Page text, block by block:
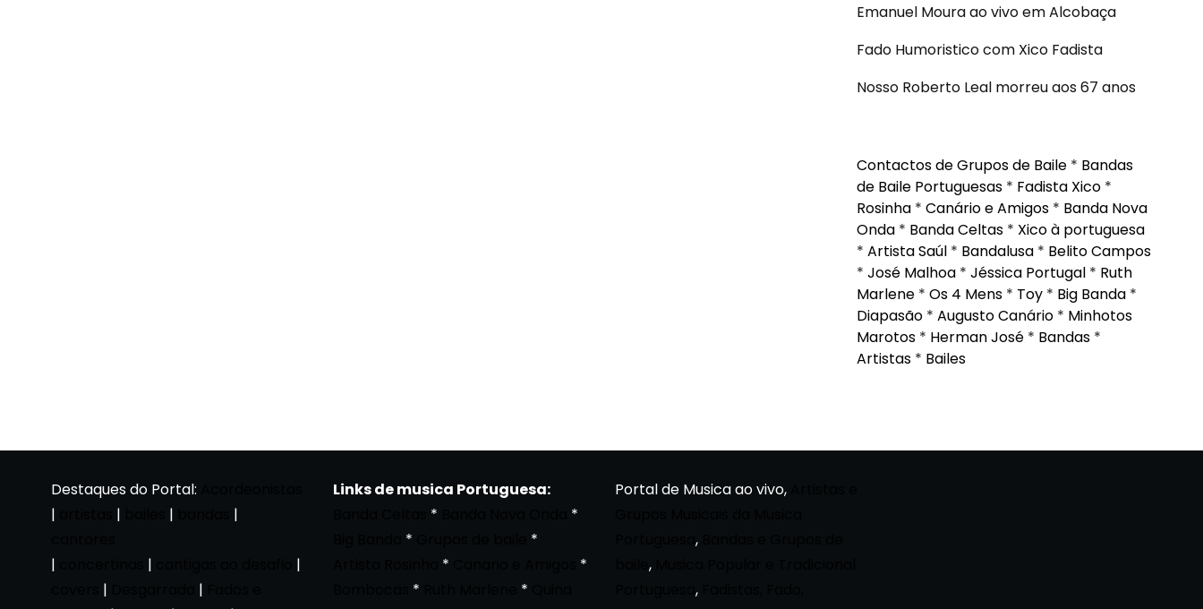
Emanuel Moura ao vivo em Alcobaça
Fado Humoristico com Xico Fadista
Nosso Roberto Leal morreu aos 67 anos
Contactos de Grupos de Baile * Bandas
de Baile Portuguesas * Fadista Xico *
Rosinha * Canário e Amigos * Banda Nova
Onda * Banda Celtas * Xico à portuguesa
* Artista Saúl * Bandalusa * Belito Campos
* José Malhoa * Jéssica Portugal * Ruth
Marlene * Os 4 Mens * Toy * Big Banda *
Diapasão * Augusto Canário * Minhotos
Marotos * Herman José * Bandas *
Artistas * Bailes
Destaques do Portal:
|
| |
|
|
|
|
| |
Links de musica Portuguesa:
*
*
*
*
*
*
* *
Portal de Musica ao vivo,
,
,
,